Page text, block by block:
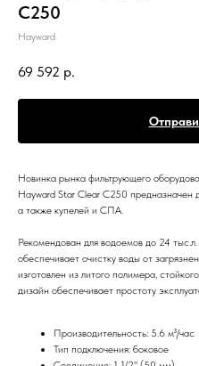
C250
Hayward
69 592 р.
Новинка рынка фильтрующего
Hayward Star Clear C250 предназначен
а также купелей и СПА.
Рекомендован для водоемов до 24
обеспечивает очистку воды от
изготовлен из литого полимера,
дизайн обеспечивает простоту
Производительность: 5.6 м³/час
Тип подключения: боковое